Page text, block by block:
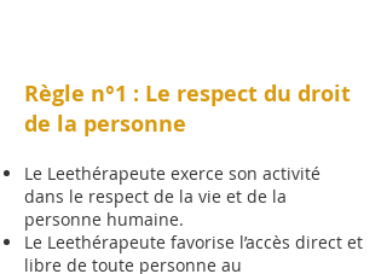
Règle n°1 : Le respect du droit
de la personne
Le Leethérapeute exerce son activité
dans le respect de la vie et de la
personne humaine.
Le Leethérapeute favorise l’accès direct et
libre de toute personne au